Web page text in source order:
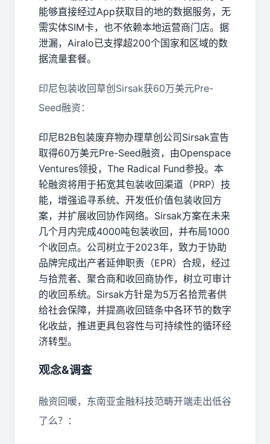
能够直接经过App获取目的地的数据服务，无
需实体SIM卡，也不依赖本地运营商门店。据
泄漏，Airalo已支撑超200个国家和区域的数
据流量套餐。
印尼包装收回草创Sirsak获60万美元Pre-
Seed融资：
印尼B2B包装废弃物办理草创公司Sirsak宣告
取得60万美元Pre-Seed融资，由Openspace
Ventures领投，The Radical Fund参投。本
轮融资将用于拓宽其包装收回渠道（PRP）技
能，增强追寻系统、开发低价值包装收回方
案，并扩展收回协作网络。Sirsak方案在未来
几个月内完成4000吨包装收回，并布局1000
个收回点。公司树立于2023年，致力于协助
品牌完成出产者延伸职责（EPR）合规，经过
与拾荒者、聚合商和收回商协作，树立可审计
的收回系统。Sirsak方针是为5万名拾荒者供
给社会保障，并提高收回链条中各环节的数字
化收益，推进更具包容性与可持续性的循环经
济转型。
观念&调查
融资回暖，东南亚金融科技范畴开端走出低谷
了么？：